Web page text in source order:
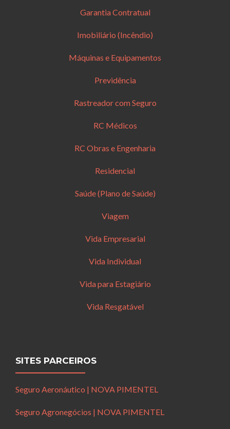
Garantia Contratual
Imobiliário (Incêndio)
Máquinas e Equipamentos
Previdência
Rastreador com Seguro
RC Médicos
RC Obras e Engenharia
Residencial
Saúde (Plano de Saúde)
Viagem
Vida Empresarial
Vida Individual
Vida para Estagiário
Vida Resgatável
SITES PARCEIROS
Seguro Aeronáutico | NOVA PIMENTEL
Seguro Agronegócios | NOVA PIMENTEL